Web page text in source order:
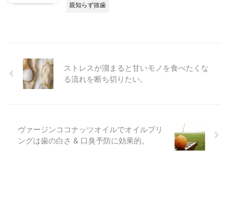
親知らず抜歯
ストレスが溜まると甘いモノを食べたくな
る流れを断ち切りたい。
ヴァージンココナッツオイルでオイルプリ
ングは歯の白さ & 口臭予防に効果的。